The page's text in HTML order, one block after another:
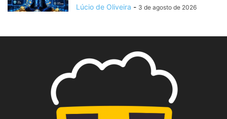
Lúcio de Oliveira - 3 de agosto de 2026